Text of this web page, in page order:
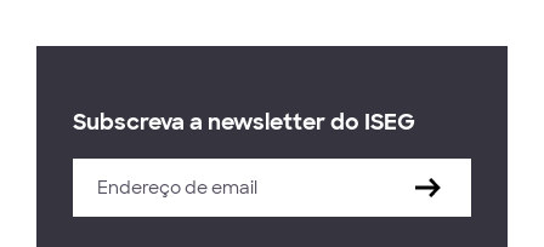
Subscreva a newsletter do ISEG